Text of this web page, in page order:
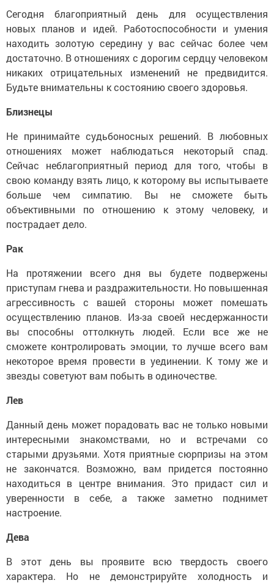
Сегодня благоприятный день для осуществления
новых планов и идей. Работоспособности и умения
находить золотую середину у вас сейчас более чем
достаточно. В отношениях с дорогим сердцу человеком
никаких отрицательных изменений не предвидится.
Будьте внимательны к состоянию своего здоровья.
Близнецы
Не принимайте судьбоносных решений. В любовных
отношениях может наблюдаться некоторый спад.
Сейчас неблагоприятный период для того, чтобы в
свою команду взять лицо, к которому вы испытываете
больше чем симпатию. Вы не сможете быть
объективными по отношению к этому человеку, и
пострадает дело.
Рак
На протяжении всего дня вы будете подвержены
приступам гнева и раздражительности. Но повышенная
агрессивность с вашей стороны может помешать
осуществлению планов. Из-за своей несдержанности
вы способны оттолкнуть людей. Если все же не
сможете контролировать эмоции, то лучше всего вам
некоторое время провести в уединении. К тому же и
звезды советуют вам побыть в одиночестве.
Лев
Данный день может порадовать вас не только новыми
интересными знакомствами, но и встречами со
старыми друзьями. Хотя приятные сюрпризы на этом
не закончатся. Возможно, вам придется постоянно
находиться в центре внимания. Это придаст сил и
уверенности в себе, а также заметно поднимет
настроение.
Дева
В этот день вы проявите всю твердость своего
характера. Но не демонстрируйте холодность и